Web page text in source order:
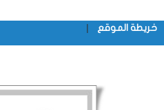
خريطة الموقع |